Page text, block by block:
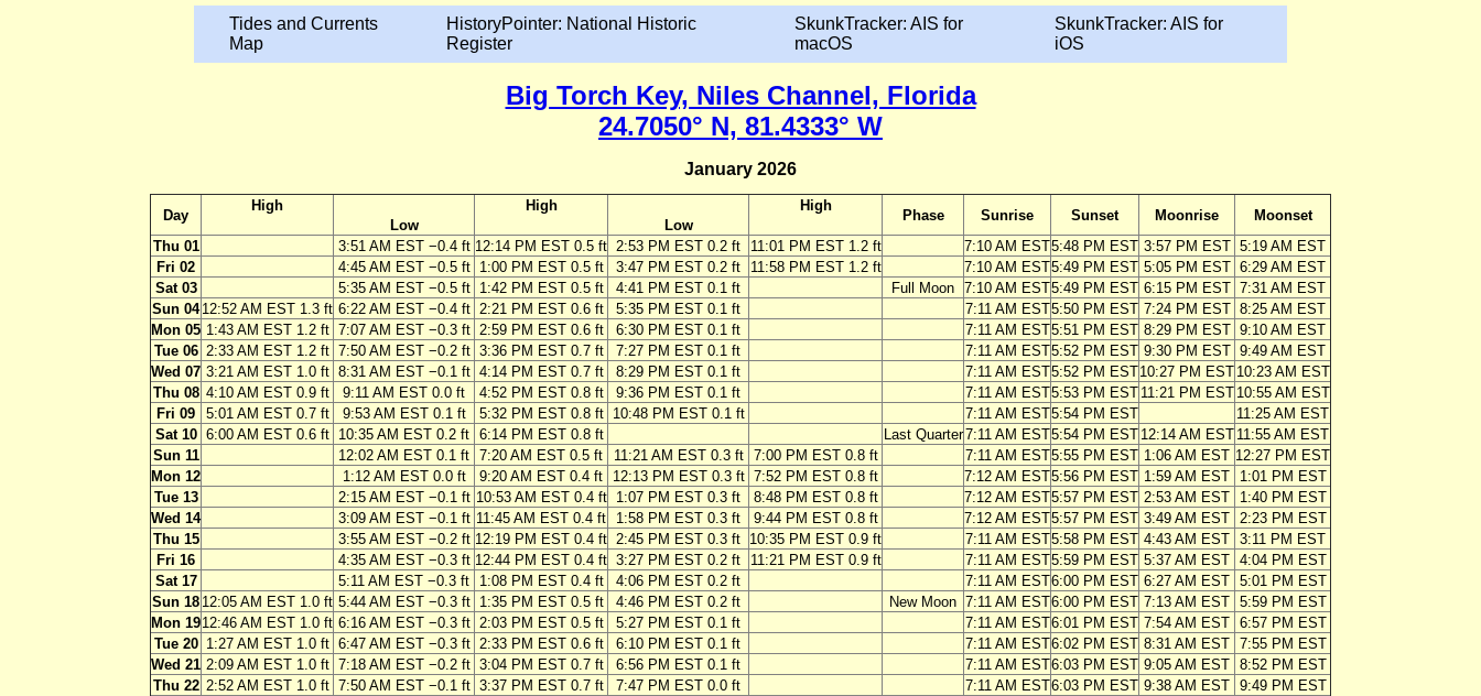
Tides and Currents
Map
HistoryPointer: National Historic
Register
SkunkTracker: AIS for
macOS
SkunkTracker: AIS for
iOS
Big Torch Key, Niles Channel, Florida
24.7050° N, 81.4333° W
January 2026
Day
High
Low
High
Low
High
Phase Sunrise Sunset Moonrise
Moonset
Thu 01
3:51 AM EST −0.4 ft 12:14 PM EST 0.5 ft 2:53 PM EST 0.2 ft 11:01 PM EST 1.2 ft 7:10 AM EST5:48 PM EST 3:57 PM EST 5:19 AM EST
Fri 02
4:45 AM EST −0.5 ft 1:00 PM EST 0.5 ft 3:47 PM EST 0.2 ft 11:58 PM EST 1.2 ft 7:10 AM EST5:49 PM EST 5:05 PM EST 6:29 AM EST
Sat 03
5:35 AM EST −0.5 ft 1:42 PM EST 0.5 ft 4:41 PM EST 0.1 ft Full Moon 7:10 AM EST5:49 PM EST 6:15 PM EST 7:31 AM EST
Sun 04 12:52 AM EST 1.3 ft 6:22 AM EST −0.4 ft 2:21 PM EST 0.6 ft 5:35 PM EST 0.1 ft 7:11 AM EST5:50 PM EST 7:24 PM EST 8:25 AM EST
Mon 05 1:43 AM EST 1.2 ft 7:07 AM EST −0.3 ft 2:59 PM EST 0.6 ft 6:30 PM EST 0.1 ft 7:11 AM EST5:51 PM EST 8:29 PM EST 9:10 AM EST
Tue 06 2:33 AM EST 1.2 ft 7:50 AM EST −0.2 ft 3:36 PM EST 0.7 ft 7:27 PM EST 0.1 ft 7:11 AM EST5:52 PM EST 9:30 PM EST 9:49 AM EST
Wed 07 3:21 AM EST 1.0 ft 8:31 AM EST −0.1 ft 4:14 PM EST 0.7 ft 8:29 PM EST 0.1 ft 7:11 AM EST5:52 PM EST10:27 PM EST 10:23 AM EST
Thu 08 4:10 AM EST 0.9 ft 9:11 AM EST 0.0 ft 4:52 PM EST 0.8 ft 9:36 PM EST 0.1 ft 7:11 AM EST5:53 PM EST 11:21 PM EST 10:55 AM EST
Fri 09
5:01 AM EST 0.7 ft 9:53 AM EST 0.1 ft 5:32 PM EST 0.8 ft 10:48 PM EST 0.1 ft 7:11 AM EST5:54 PM EST
11:25 AM EST
Sat 10 6:00 AM EST 0.6 ft 10:35 AM EST 0.2 ft 6:14 PM EST 0.8 ft Last Quarter7:11 AM EST5:54 PM EST 12:14 AM EST 11:55 AM EST
Sun 11
12:02 AM EST 0.1 ft 7:20 AM EST 0.5 ft 11:21 AM EST 0.3 ft 7:00 PM EST 0.8 ft 7:11 AM EST5:55 PM EST 1:06 AM EST 12:27 PM EST
Mon 12
1:12 AM EST 0.0 ft 9:20 AM EST 0.4 ft 12:13 PM EST 0.3 ft 7:52 PM EST 0.8 ft 7:12 AM EST5:56 PM EST 1:59 AM EST
1:01 PM EST
Tue 13
2:15 AM EST −0.1 ft 10:53 AM EST 0.4 ft 1:07 PM EST 0.3 ft 8:48 PM EST 0.8 ft 7:12 AM EST5:57 PM EST 2:53 AM EST
1:40 PM EST
Wed 14
3:09 AM EST −0.1 ft 11:45 AM EST 0.4 ft 1:58 PM EST 0.3 ft 9:44 PM EST 0.8 ft 7:12 AM EST5:57 PM EST 3:49 AM EST 2:23 PM EST
Thu 15
3:55 AM EST −0.2 ft 12:19 PM EST 0.4 ft 2:45 PM EST 0.3 ft 10:35 PM EST 0.9 ft 7:11 AM EST5:58 PM EST 4:43 AM EST 3:11 PM EST
Fri 16
4:35 AM EST −0.3 ft 12:44 PM EST 0.4 ft 3:27 PM EST 0.2 ft 11:21 PM EST 0.9 ft 7:11 AM EST5:59 PM EST 5:37 AM EST 4:04 PM EST
Sat 17
5:11 AM EST −0.3 ft 1:08 PM EST 0.4 ft 4:06 PM EST 0.2 ft 7:11 AM EST6:00 PM EST 6:27 AM EST 5:01 PM EST
Sun 18 12:05 AM EST 1.0 ft 5:44 AM EST −0.3 ft 1:35 PM EST 0.5 ft 4:46 PM EST 0.2 ft New Moon 7:11 AM EST6:00 PM EST 7:13 AM EST 5:59 PM EST
Mon 1912:46 AM EST 1.0 ft 6:16 AM EST −0.3 ft 2:03 PM EST 0.5 ft 5:27 PM EST 0.1 ft 7:11 AM EST6:01 PM EST 7:54 AM EST 6:57 PM EST
Tue 20 1:27 AM EST 1.0 ft 6:47 AM EST −0.3 ft 2:33 PM EST 0.6 ft 6:10 PM EST 0.1 ft 7:11 AM EST6:02 PM EST 8:31 AM EST 7:55 PM EST
Wed 21 2:09 AM EST 1.0 ft 7:18 AM EST −0.2 ft 3:04 PM EST 0.7 ft 6:56 PM EST 0.1 ft 7:11 AM EST6:03 PM EST 9:05 AM EST 8:52 PM EST
Thu 22 2:52 AM EST 1.0 ft 7:50 AM EST −0.1 ft 3:37 PM EST 0.7 ft 7:47 PM EST 0.0 ft 7:11 AM EST6:03 PM EST 9:38 AM EST 9:49 PM EST